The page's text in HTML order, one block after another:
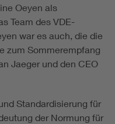
Oeyen als
Team des VDE-
war es auch, die die
zum Sommerempfang
Jaeger und den CEO
Standardisierung für
der Normung für